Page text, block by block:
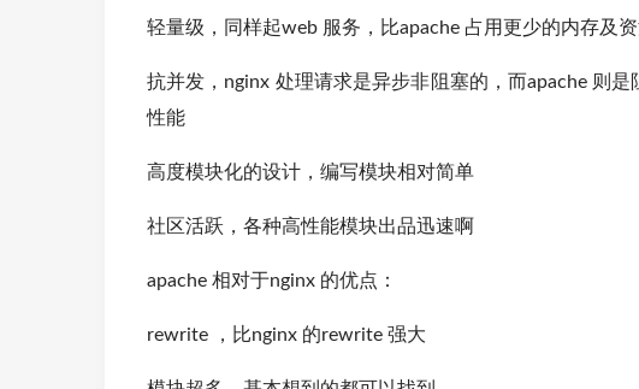
轻量级，同样起web 服务，比apache 占用更少的内存及
抗并发，nginx 处理请求是异步非阻塞的，而apache 则
性能
高度模块化的设计，编写模块相对简单
社区活跃，各种高性能模块出品迅速啊
apache 相对于nginx 的优点：
rewrite ，比nginx 的rewrite 强大